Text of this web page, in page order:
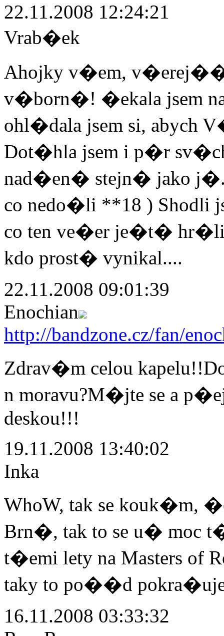
22.11.2008 12:24:21
Vrab�ek
Ahojky v�em, v�erej��
v�born�! �ekala jsem
ohl�dala jsem si, abych
Dot�hla jsem i p�r
nad�en� stejn� jako
co nedo�li **18 ) Shodli
co ten ve�er je�t�
kdo prost� vynikal....
22.11.2008 09:01:39
Enochian
http://bandzone.cz/fan/
Zdrav�m celou
n moravu?M�jte se a
deskou!!!
19.11.2008 13:40:02
Inka
WhoW, tak se kouk�m,
Brn�, tak to se u� moc
t�emi lety na Masters of
taky to po��d
16.11.2008 03:33:32